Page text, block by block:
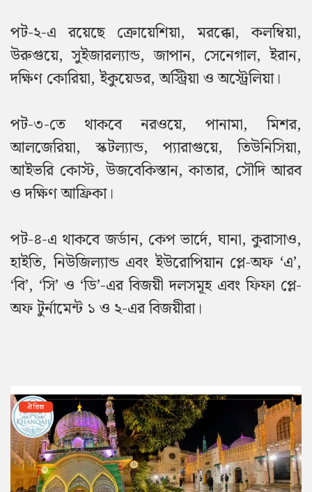
পট-২-এ রয়েছে ক্রোয়েশিয়া, মরক্কো, কলম্বিয়া,
উরুগুয়ে, সুইজারল্যান্ড, জাপান, সেনেগাল, ইরান,
দক্ষিণ কোরিয়া, ইকুয়েডর, অস্ট্রিয়া ও অস্ট্রেলিয়া।
পট-৩-তে থাকবে নরওয়ে, পানামা, মিশর,
আলজেরিয়া, স্কটল্যান্ড, প্যারাগুয়ে, তিউনিসিয়া,
আইভরি কোস্ট, উজবেকিস্তান, কাতার, সৌদি আরব
ও দক্ষিণ আফ্রিকা।
পট-৪-এ থাকবে জর্ডান, কেপ ভার্দে, ঘানা, কুরাসাও,
হাইতি, নিউজিল্যান্ড এবং ইউরোপিয়ান প্লে-অফ ‘এ’,
‘বি’, ‘সি’ ও ‘ডি’-এর বিজয়ী দলসমূহ এবং ফিফা প্লে-
অফ টুর্নামেন্ট ১ ও ২-এর বিজয়ীরা।
ঐতিহ্য